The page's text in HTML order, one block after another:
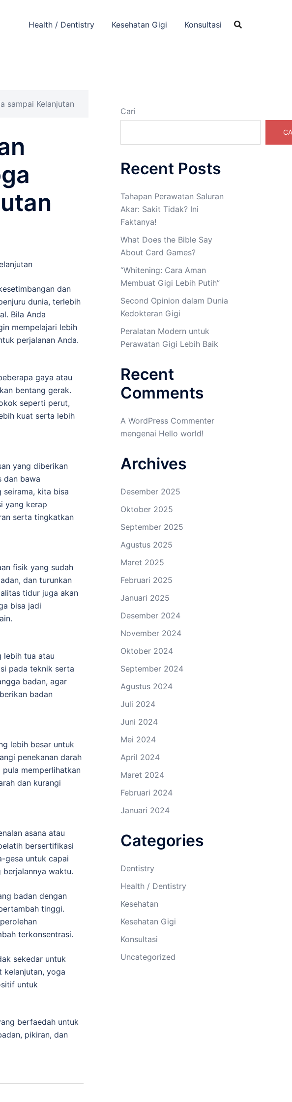
Health / Dentistry Kesehatan Gigi Konsultasi
sampai Kelanjutan
dan
dunia, terlebih
Bila Anda
mempelajari lebih
perjalanan Anda.
gaya atau
bentang gerak.
seperti perut,
kuat serta lebih
yang diberikan
dan bawa
seirama, kita bisa
yang kerap
serta tingkatkan
fisik yang sudah
dan turunkan
tidur juga akan
bisa jadi
lebih tua atau
pada teknik serta
badan, agar
badan
lebih besar untuk
penekanan darah
memperlihatkan
dan kurangi
asana atau
bersertifikasi
gesa untuk capai
waktu.
badan dengan
tinggi.
terkonsentrasi.
sekedar untuk
kelanjutan, yoga
untuk
berfaedah untuk
pikiran, dan
Cari
Recent Posts
Tahapan Perawatan Saluran
Akar: Sakit Tidak? Ini
Faktanya!
What Does the Bible Say
About Card Games?
“Whitening: Cara Aman
Membuat Gigi Lebih Putih”
Second Opinion dalam Dunia
Kedokteran Gigi
Peralatan Modern untuk
Perawatan Gigi Lebih Baik
Recent
Comments
A WordPress Commenter
mengenai Hello world!
Archives
Desember 2025
Oktober 2025
September 2025
Agustus 2025
Maret 2025
Februari 2025
Januari 2025
Desember 2024
November 2024
Oktober 2024
September 2024
Agustus 2024
Juli 2024
Juni 2024
Mei 2024
April 2024
Maret 2024
Februari 2024
Januari 2024
Categories
Dentistry
Health / Dentistry
Kesehatan
Kesehatan Gigi
Konsultasi
Uncategorized